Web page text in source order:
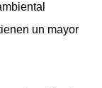
un mayor